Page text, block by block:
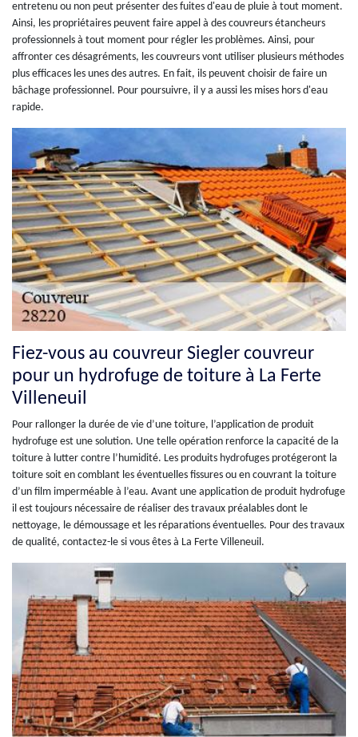
entretenu ou non peut présenter des fuites d'eau de pluie à tout moment.
Ainsi, les propriétaires peuvent faire appel à des couvreurs étancheurs
professionnels à tout moment pour régler les problèmes. Ainsi, pour
affronter ces désagréments, les couvreurs vont utiliser plusieurs méthodes
plus efficaces les unes des autres. En fait, ils peuvent choisir de faire un
bâchage professionnel. Pour poursuivre, il y a aussi les mises hors d'eau
rapide.
Fiez-vous au couvreur Siegler couvreur
pour un hydrofuge de toiture à La Ferte
Villeneuil
Pour rallonger la durée de vie d’une toiture, l’application de produit
hydrofuge est une solution. Une telle opération renforce la capacité de la
toiture à lutter contre l’humidité. Les produits hydrofuges protégeront la
toiture soit en comblant les éventuelles fissures ou en couvrant la toiture
d’un film imperméable à l’eau. Avant une application de produit hydrofuge
il est toujours nécessaire de réaliser des travaux préalables dont le
nettoyage, le démoussage et les réparations éventuelles. Pour des travaux
de qualité, contactez-le si vous êtes à La Ferte Villeneuil.